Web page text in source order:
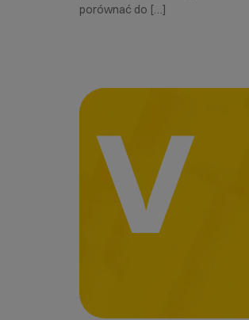
porównać do […]
V